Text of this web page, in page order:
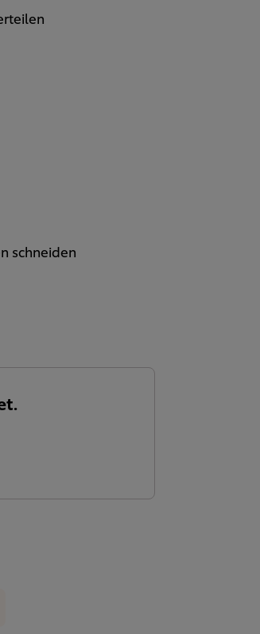
schneiden